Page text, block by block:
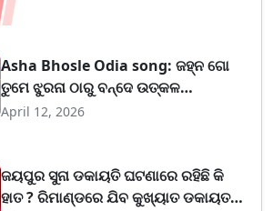
Asha Bhosle Odia song: ଜହ୍ନ ଗୋ
ତୁମେ ଝୁରନା ଠାରୁ ବନ୍ଦେ ଉତ୍କଳ
ଜନନୀ,ଏକାଧିକ ଓଡ଼ିଆ ଗୀତ ଗାଇଛନ୍ତି ଆଶା
April 12, 2026
ଜୟପୁର ସୁନା ଡକାୟତି ଘଟଣାରେ ରହିଛି କି
ହାତ ? ରିମାଣ୍ଡରେ ଯିବ କୁଖ୍ୟାତ ଡକାୟତ